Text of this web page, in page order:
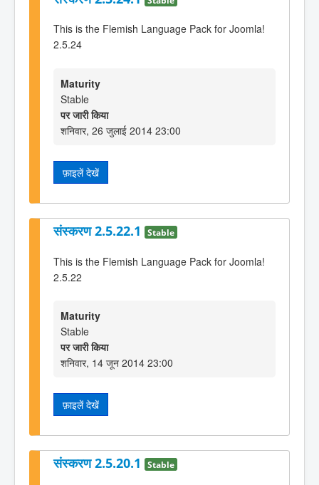
This is the Flemish Language Pack for Joomla!
2.5.24
Maturity
Stable
पर जारी किया
शनिवार, 26 जुलाई 2014 23:00
फ़ाइलें देखें
संस्करण 2.5.22.1 Stable
This is the Flemish Language Pack for Joomla!
2.5.22
Maturity
Stable
पर जारी किया
शनिवार, 14 जून 2014 23:00
फ़ाइलें देखें
संस्करण 2.5.20.1 Stable